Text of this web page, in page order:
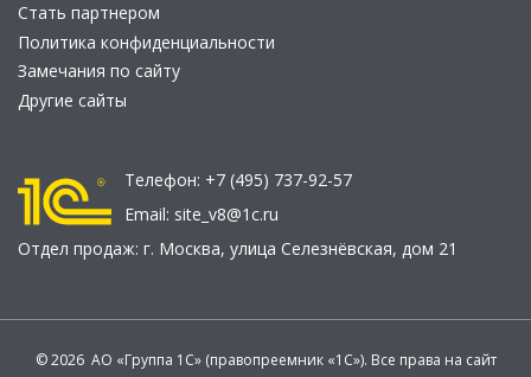
Стать партнером
Политика конфиденциальности
Замечания по сайту
Другие сайты
Телефон: +7 (495) 737-92-57
Email: site_v8@1c.ru
Отдел продаж: г. Москва, улица Селезнёвская, дом 21
© 2026 АО «Группа 1С» (правопреемник «1С»). Все права на сайт